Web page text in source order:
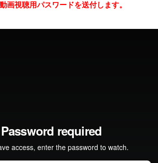
画視聴用パスワードを送付します。